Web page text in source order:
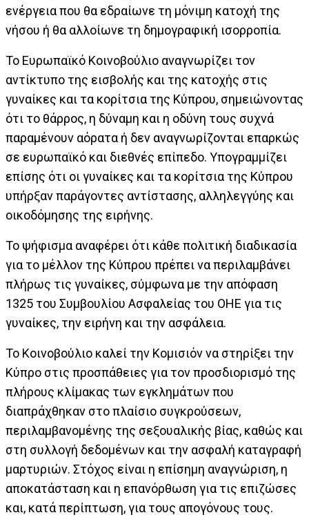
ενέργεια που θα εδραίωνε τη μόνιμη κατοχή της
νήσου ή θα αλλοίωνε τη δημογραφική ισορροπία.
Το Ευρωπαϊκό Κοινοβούλιο αναγνωρίζει τον
αντίκτυπο της εισβολής και της κατοχής στις
γυναίκες και τα κορίτσια της Κύπρου, σημειώνοντας
ότι το θάρρος, η δύναμη και η οδύνη τους συχνά
παραμένουν αόρατα ή δεν αναγνωρίζονται επαρκώς
σε ευρωπαϊκό και διεθνές επίπεδο. Υπογραμμίζει
επίσης ότι οι γυναίκες και τα κορίτσια της Κύπρου
υπήρξαν παράγοντες αντίστασης, αλληλεγγύης και
οικοδόμησης της ειρήνης.
Το ψήφισμα αναφέρει ότι κάθε πολιτική διαδικασία
για το μέλλον της Κύπρου πρέπει να περιλαμβάνει
πλήρως τις γυναίκες, σύμφωνα με την απόφαση
1325 του Συμβουλίου Ασφαλείας του ΟΗΕ για τις
γυναίκες, την ειρήνη και την ασφάλεια.
Το Κοινοβούλιο καλεί την Κομισιόν να στηρίξει την
Κύπρο στις προσπάθειες για τον προσδιορισμό της
πλήρους κλίμακας των εγκλημάτων που
διαπράχθηκαν στο πλαίσιο συγκρούσεων,
περιλαμβανομένης της σεξουαλικής βίας, καθώς και
στη συλλογή δεδομένων και την ασφαλή καταγραφή
μαρτυριών. Στόχος είναι η επίσημη αναγνώριση, η
αποκατάσταση και η επανόρθωση για τις επιζώσες
και, κατά περίπτωση, για τους απογόνους τους.